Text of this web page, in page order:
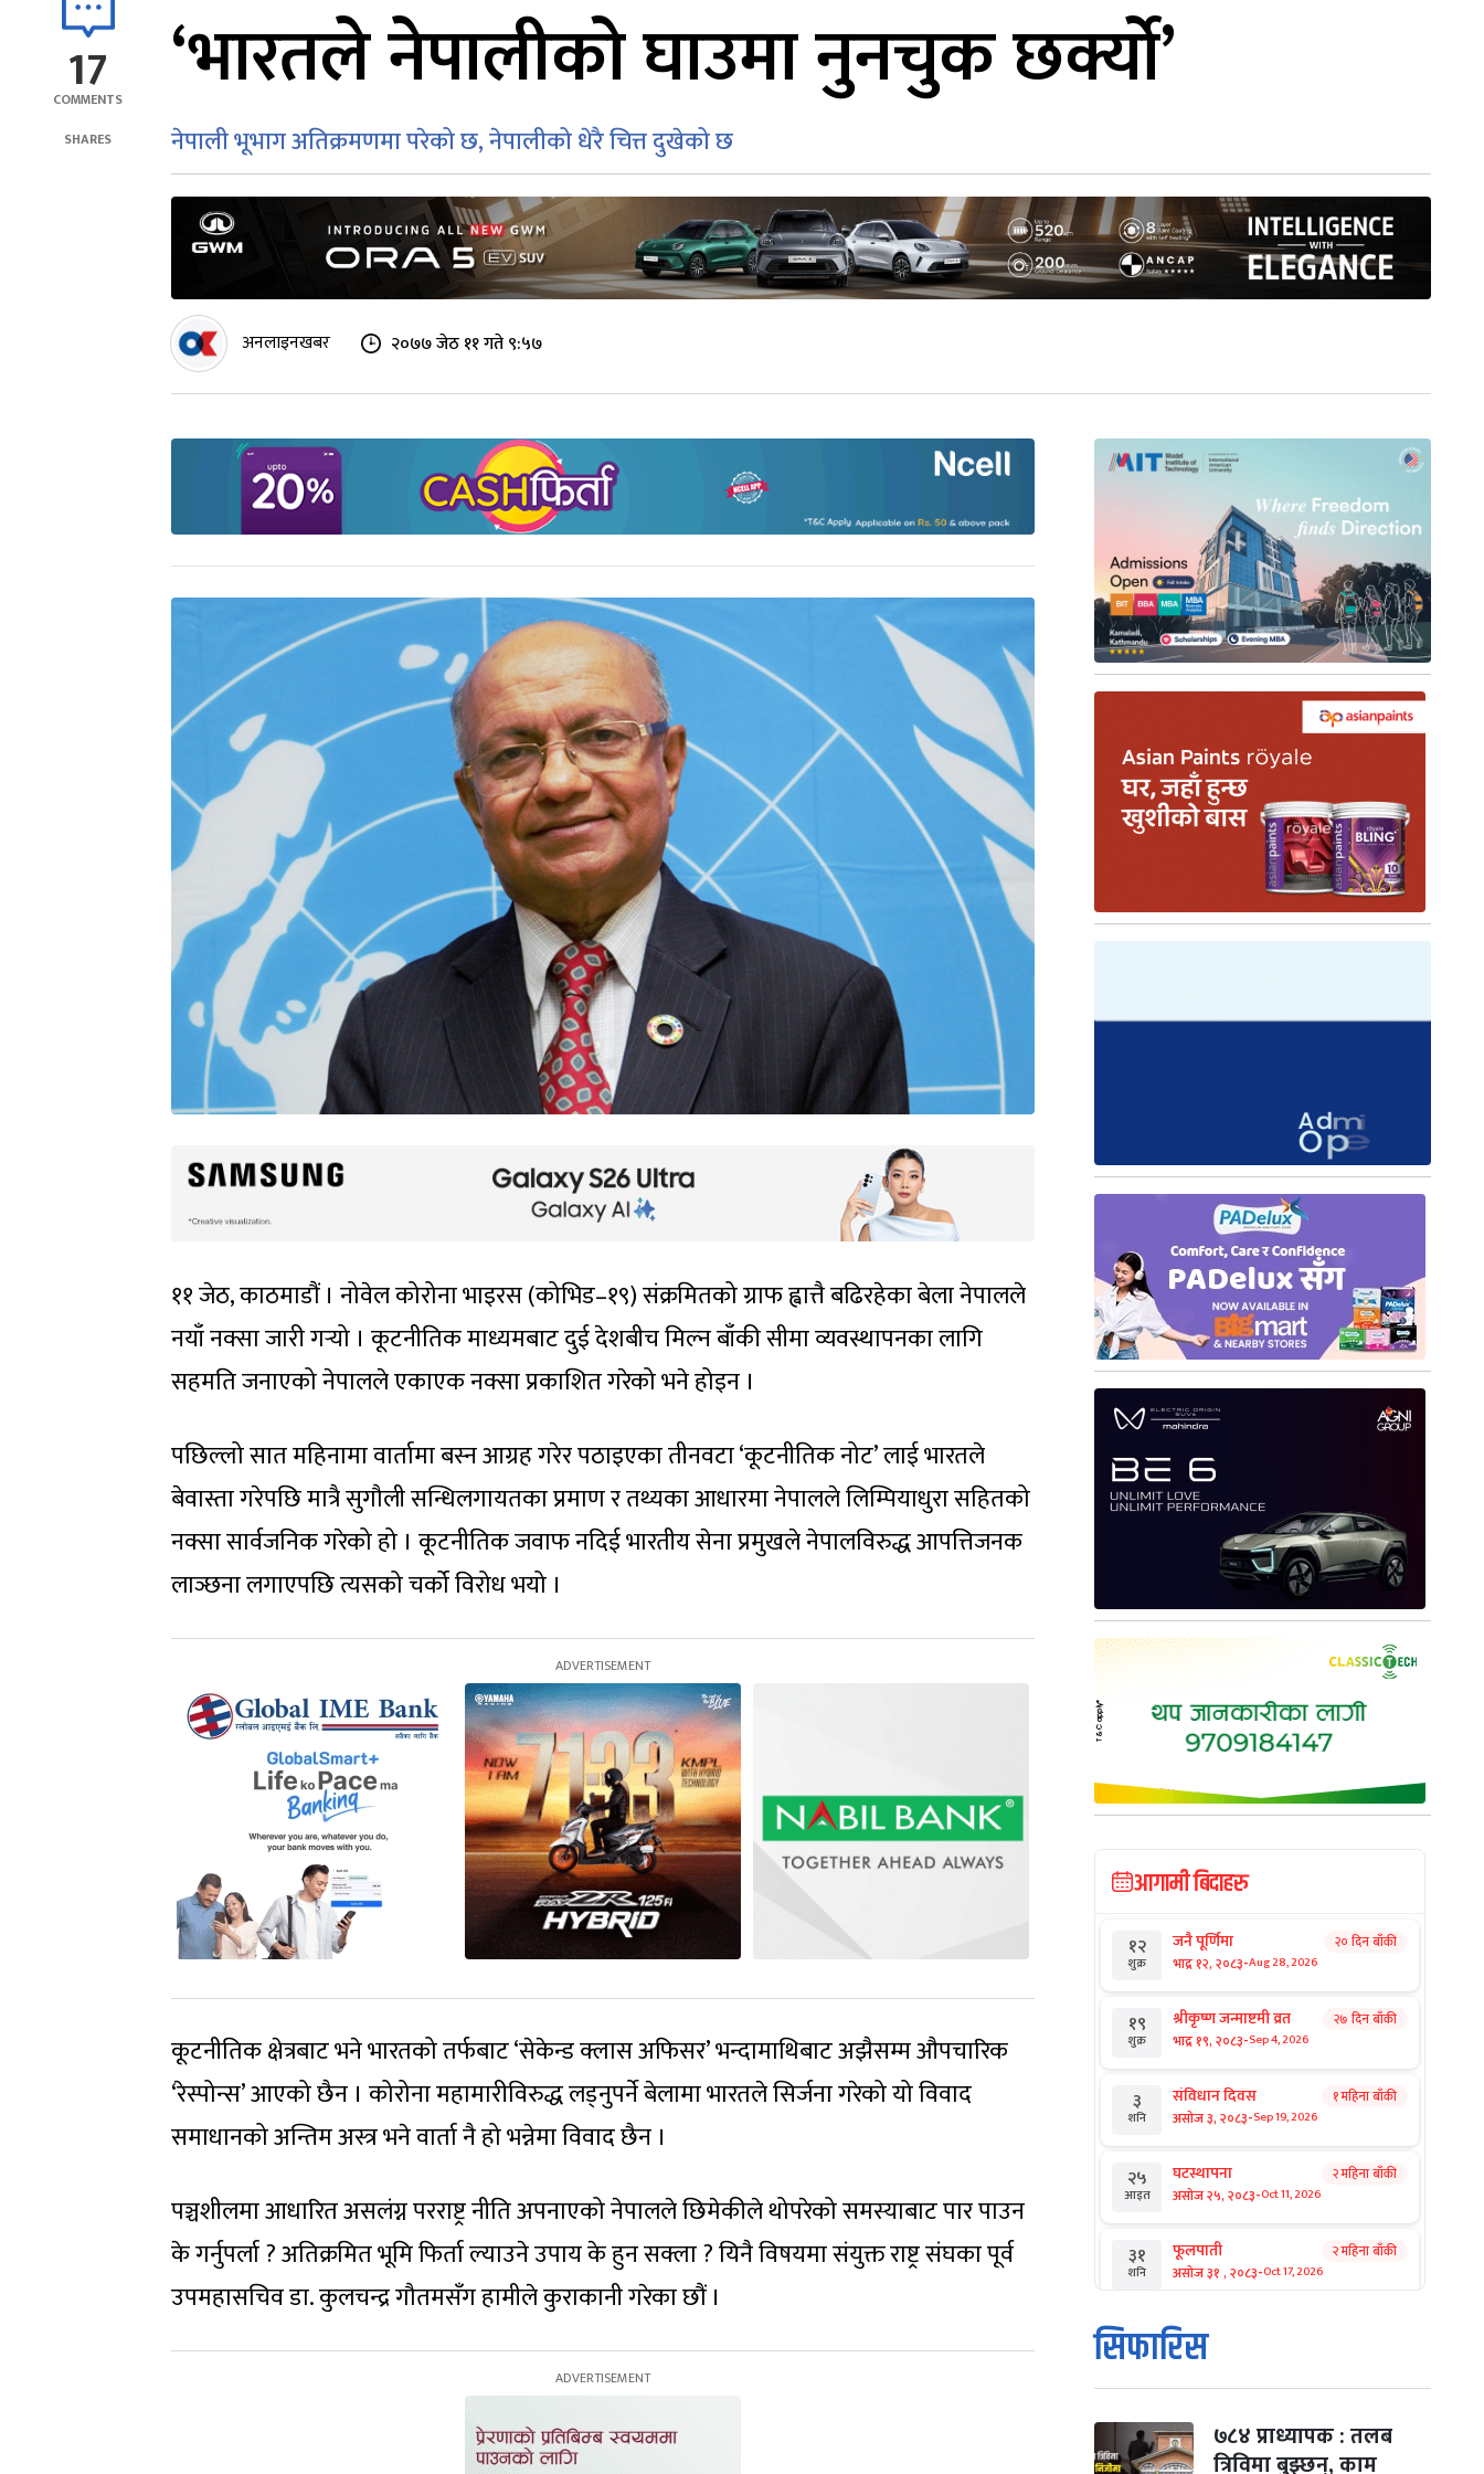
17
COMMENTS
SHARES
‘भारतले नेपालीको घाउमा नुनचुक छर्क्यो’
नेपाली भूभाग अतिक्रमणमा परेको छ, नेपालीको धेरै चित्त दुखेको छ
अनलाइनखबर २०७७ जेठ ११ गते ९:५७
११ जेठ, काठमाडौं । नोवेल कोरोना भाइरस (कोभिड–१९) संक्रमितको ग्राफ ह्वात्तै बढिरहेका बेला नेपालले
नयाँ नक्सा जारी गर्‍यो । कूटनीतिक माध्यमबाट दुई देशबीच मिल्न बाँकी सीमा व्यवस्थापनका लागि
सहमति जनाएको नेपालले एकाएक नक्सा प्रकाशित गरेको भने होइन ।
पछिल्लो सात महिनामा वार्तामा बस्न आग्रह गरेर पठाइएका तीनवटा ‘कूटनीतिक नोट’ लाई भारतले
बेवास्ता गरेपछि मात्रै सुगौली सन्धिलगायतका प्रमाण र तथ्यका आधारमा नेपालले लिम्पियाधुरा सहितको
नक्सा सार्वजनिक गरेको हो । कूटनीतिक जवाफ नदिई भारतीय सेना प्रमुखले नेपालविरुद्ध आपत्तिजनक
लाञ्छना लगाएपछि त्यसको चर्को विरोध भयो ।
कूटनीतिक क्षेत्रबाट भने भारतको तर्फबाट ‘सेकेन्ड क्लास अफिसर’ भन्दामाथिबाट अझैसम्म औपचारिक
‘रेस्पोन्स’ आएको छैन । कोरोना महामारीविरुद्ध लड्नुपर्ने बेलामा भारतले सिर्जना गरेको यो विवाद
समाधानको अन्तिम अस्त्र भने वार्ता नै हो भन्नेमा विवाद छैन ।
पञ्चशीलमा आधारित असलंग्न परराष्ट्र नीति अपनाएको नेपालले छिमेकीले थोपरेको समस्याबाट पार पाउन
के गर्नुपर्ला ? अतिक्रमित भूमि फिर्ता ल्याउने उपाय के हुन सक्ला ? यिनै विषयमा संयुक्त राष्ट्र संघका पूर्व
उपमहासचिव डा. कुलचन्द्र गौतमसँग हामीले कुराकानी गरेका छौं ।
आगामी बिदाहरु
१२
शुक्र
जनै पूर्णिमा
भाद्र १२, २०८३-Aug 28, 2026
२० दिन बाँकी
१९
शुक्र
श्रीकृष्ण जन्माष्टमी व्रत
भाद्र १९, २०८३-Sep 4, 2026
२७ दिन बाँकी
३
शनि
संविधान दिवस
असोज ३, २०८३-Sep 19, 2026
१ महिना बाँकी
२५
आइत
घटस्थापना
असोज २५, २०८३-Oct 11, 2026
२ महिना बाँकी
३१
शनि
फूलपाती
असोज ३१ , २०८३-Oct 17, 2026
२ महिना बाँकी
१
आइत
कार्तिक सङ्क्रान्ति
कार्तिक १, २०८३
मंगल कार्तिक ३, २०८३ -Oct 20, 2026
सिफारिस
७८४ प्राध्यापक : तलब
त्रिविमा बुझ्छन्, काम